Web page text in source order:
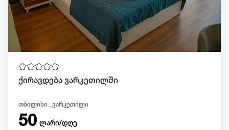
ქირავდება ვარკეთილში
თბილისი , ვარკეთილი
50 ლარი/დღე